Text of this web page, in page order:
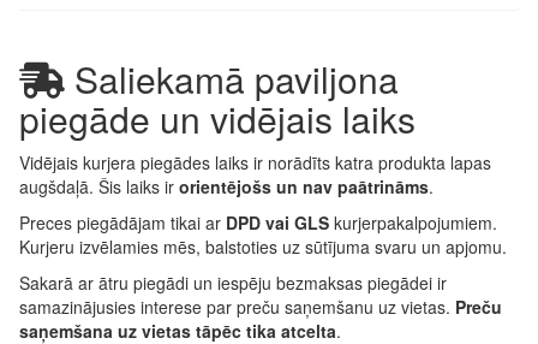
Saliekamā paviljona
piegāde un vidējais laiks
Vidējais kurjera piegādes laiks ir norādīts katra produkta lapas
augšdaļā. Šis laiks ir orientējošs un nav paātrināms.
Preces piegādājam tikai ar DPD vai GLS kurjerpakalpojumiem.
Kurjeru izvēlamies mēs, balstoties uz sūtījuma svaru un apjomu.
Sakarā ar ātru piegādi un iespēju bezmaksas piegādei ir
samazinājusies interese par preču saņemšanu uz vietas. Preču
saņemšana uz vietas tāpēc tika atcelta.